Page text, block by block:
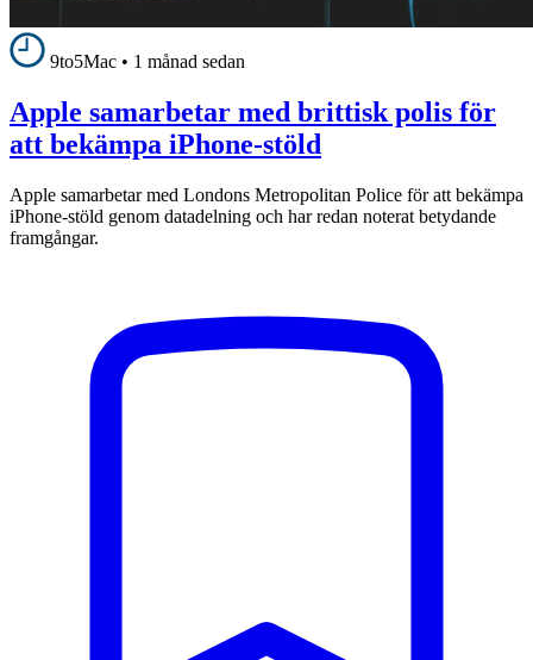
9to5Mac • 1 månad sedan
Apple samarbetar med brittisk polis för
att bekämpa iPhone-stöld
Apple samarbetar med Londons Metropolitan Police för att bekämpa
iPhone-stöld genom datadelning och har redan noterat betydande
framgångar.